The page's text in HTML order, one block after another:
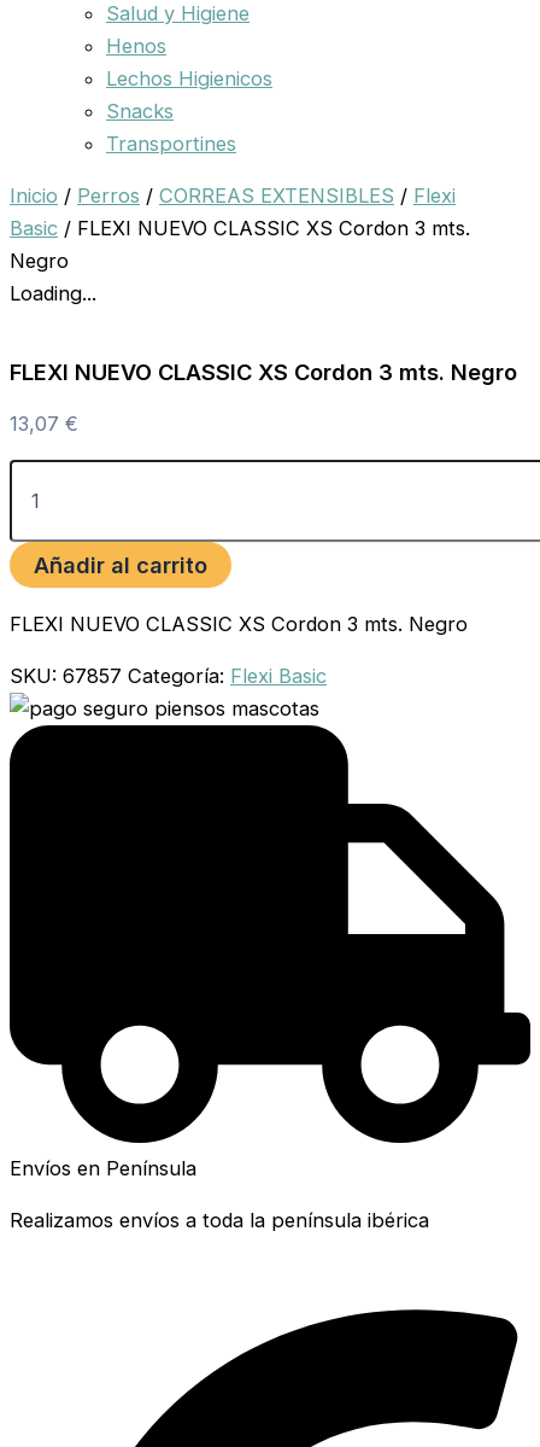
Salud y Higiene
Henos
Lechos Higienicos
Snacks
Transportines
Inicio / Perros / CORREAS EXTENSIBLES / Flexi
Basic / FLEXI NUEVO CLASSIC XS Cordon 3 mts.
Negro
Loading...
FLEXI NUEVO CLASSIC XS Cordon 3 mts. Negro
13,07 €
Añadir al carrito
FLEXI NUEVO CLASSIC XS Cordon 3 mts. Negro
SKU: 67857 Categoría: Flexi Basic
Envíos en Península
Realizamos envíos a toda la península ibérica